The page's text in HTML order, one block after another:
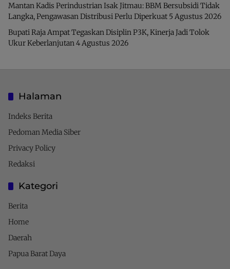
Mantan Kadis Perindustrian Isak Jitmau: BBM Bersubsidi Tidak
Langka, Pengawasan Distribusi Perlu Diperkuat 5 Agustus 2026
Bupati Raja Ampat Tegaskan Disiplin P3K, Kinerja Jadi Tolok
Ukur Keberlanjutan 4 Agustus 2026
Halaman
Indeks Berita
Pedoman Media Siber
Privacy Policy
Redaksi
Kategori
Berita
Home
Daerah
Papua Barat Daya